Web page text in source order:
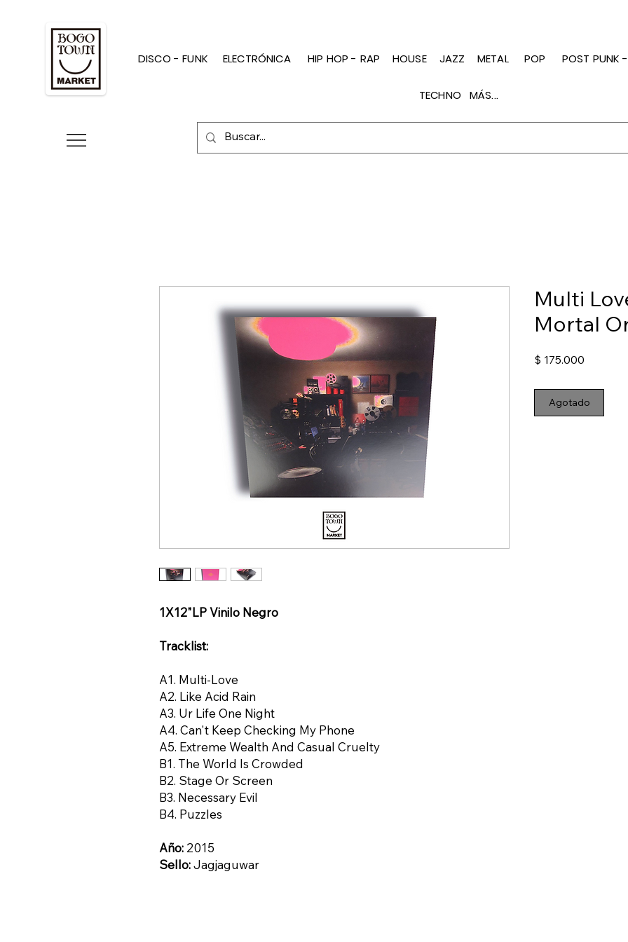
DISCO - FUNK ELECTRÓNICA HIP HOP - RAP HOUSE JAZZ METAL POP POST PUNK
TECHNO MÁS...
1X12"LP Vinilo Negro
Tracklist:
A1. Multi-Love
A2. Like Acid Rain
A3. Ur Life One Night
A4. Can't Keep Checking My Phone
A5. Extreme Wealth And Casual Cruelty
B1. The World Is Crowded
B2. Stage Or Screen
B3. Necessary Evil
B4. Puzzles
Año: 2015
Sello:Jagjaguwar
Multi
Mortal
$ 175.000
Agotado